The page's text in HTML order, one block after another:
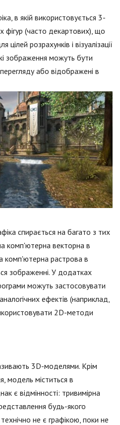
в якій використовується 3-
фігур (часто декартових), що
розрахунків і візуалізації
зображення можуть бути
або відображені в
спирається на багато з тих
комп'ютерна векторна в
комп'ютерна растрова в
зображенні. У додатках
можуть застосовувати
ефектів (наприклад,
2D-методи
3D-моделями. Крім
модель міститься в
є відмінності: тривимірна
будь-якого
не є графікою, поки не